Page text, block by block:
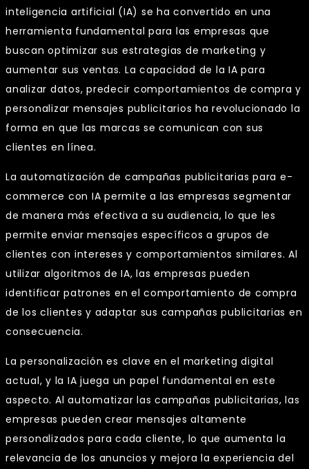
inteligencia artificial (IA) se ha convertido en una
herramienta fundamental para las empresas que
buscan optimizar sus estrategias de marketing y
aumentar sus ventas. La capacidad de la IA para
analizar datos, predecir comportamientos de compra y
personalizar mensajes publicitarios ha revolucionado la
forma en que las marcas se comunican con sus
clientes en línea.
La automatización de campañas publicitarias para e-
commerce con IA permite a las empresas segmentar
de manera más efectiva a su audiencia, lo que les
permite enviar mensajes específicos a grupos de
clientes con intereses y comportamientos similares. Al
utilizar algoritmos de IA, las empresas pueden
identificar patrones en el comportamiento de compra
de los clientes y adaptar sus campañas publicitarias en
consecuencia.
La personalización es clave en el marketing digital
actual, y la IA juega un papel fundamental en este
aspecto. Al automatizar las campañas publicitarias, las
empresas pueden crear mensajes altamente
personalizados para cada cliente, lo que aumenta la
relevancia de los anuncios y mejora la experiencia del